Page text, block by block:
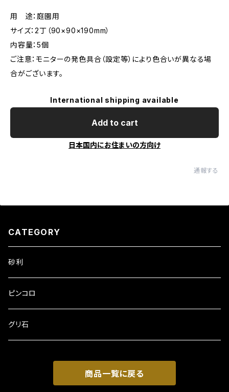
用 途：庭園用
サイズ：2丁（90×90×190mm）
内容量：5個
ご注意：モニターの発色具合（設定等）により色合いが異なる場
合がございます。
International shipping available
Add to cart
日本国内にお住まいの方向け
通報する
CATEGORY
砂利
ピンコロ
グリ石
商品一覧に戻る